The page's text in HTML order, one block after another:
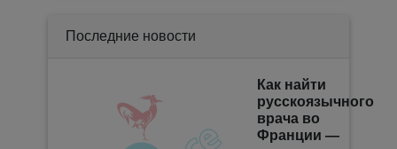
Последние новости
Как найти
русскоязычного
врача во
Франции —